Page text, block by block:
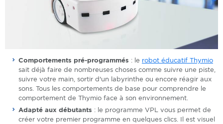
Comportements pré-programmés : le robot éducatif Thymio
sait déjà faire de nombreuses choses comme suivre une piste,
suivre votre main, sortir d'un labyrinthe ou encore réagir aux
sons. Tous les comportements de base pour comprendre le
comportement de Thymio face à son environnement.
Adapté aux débutants : le programme VPL vous permet de
créer votre premier programme en quelques clics. Il est visuel